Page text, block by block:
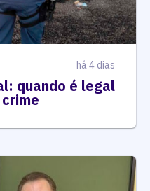
há 4 dias
quando é legal